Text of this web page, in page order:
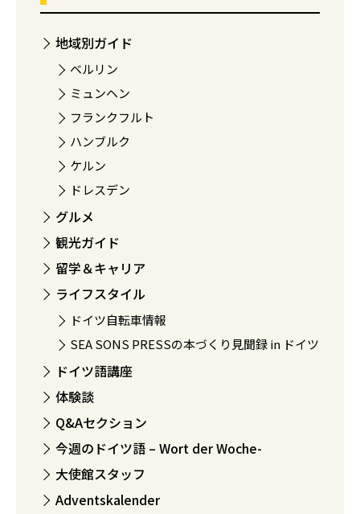
地域別ガイド
ベルリン
ミュンヘン
フランクフルト
ハンブルク
ケルン
ドレスデン
グルメ
観光ガイド
留学＆キャリア
ライフスタイル
ドイツ自転車情報
SEA SONS PRESSの本づくり見聞録 in ドイツ
ドイツ語講座
体験談
Q&Aセクション
今週のドイツ語 – Wort der Woche-
大使館スタッフ
Adventskalender